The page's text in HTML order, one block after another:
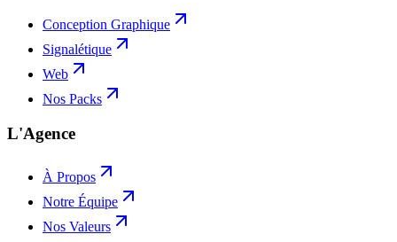
Conception Graphique
Signalétique
Web
Nos Packs
L'Agence
À Propos
Notre Équipe
Nos Valeurs